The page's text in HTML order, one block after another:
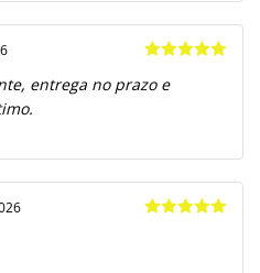
de 5
entrega no prazo e